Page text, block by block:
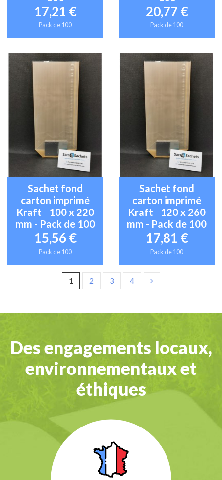
17,21 €
Pack de 100
20,77 €
Pack de 100
Sachet fond
carton imprimé
Kraft - 100 x 220
mm - Pack de 100
15,56 €
Pack de 100
Sachet fond
carton imprimé
Kraft - 120 x 260
mm - Pack de 100
17,81 €
Pack de 100
1 2 3 4
Des engagements locaux,
environnementaux et
éthiques